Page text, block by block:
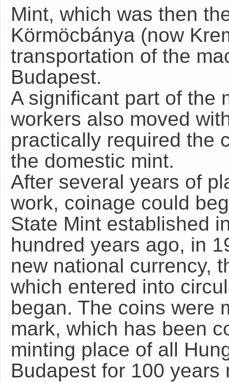
Mint, which was then
Körmöcbánya (now
transportation of the
Budapest.
A significant part of the
workers also moved
practically required the
the domestic mint.
After several years of
work, coinage could
State Mint established
hundred years ago, in
new national currency,
which entered into
began. The coins were
mark, which has been
minting place of all
Budapest for 100 years